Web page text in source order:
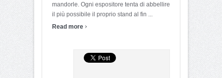
mandorle. Ogni espositore tenta di abbellire
il più possibile il proprio stand al fin ...
Read more ›